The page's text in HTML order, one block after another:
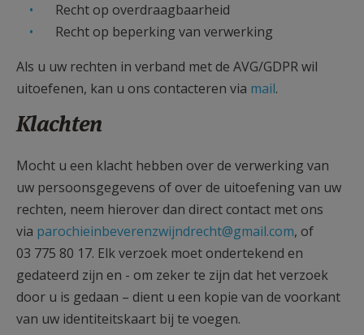
Recht op overdraagbaarheid
Recht op beperking van verwerking
Als u uw rechten in verband met de AVG/GDPR wil
uitoefenen, kan u ons contacteren via mail.
Klachten
Mocht u een klacht hebben over de verwerking van
uw persoonsgegevens of over de uitoefening van uw
rechten, neem hierover dan direct contact met ons
via parochieinbeverenzwijndrecht@gmail.com, of
03 775 80 17. Elk verzoek moet ondertekend en
gedateerd zijn en - om zeker te zijn dat het verzoek
door u is gedaan – dient u een kopie van de voorkant
van uw identiteitskaart bij te voegen.